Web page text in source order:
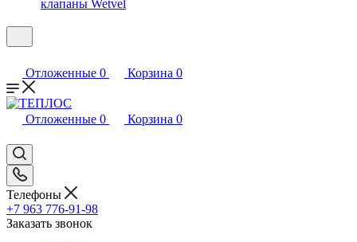
клапаны Wetvel
Отложенные 0 Корзина 0
Отложенные 0 Корзина 0
Телефоны
+7 963 776-91-98
Заказать звонок